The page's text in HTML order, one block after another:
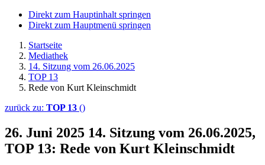
Direkt zum Hauptinhalt springen
Direkt zum Hauptmenü springen
Startseite
Mediathek
14. Sitzung vom 26.06.2025
TOP 13
Rede von Kurt Kleinschmidt
zurück zu: TOP 13 ()
26. Juni 2025 14. Sitzung vom 26.06.2025,
TOP 13: Rede von Kurt Kleinschmidt